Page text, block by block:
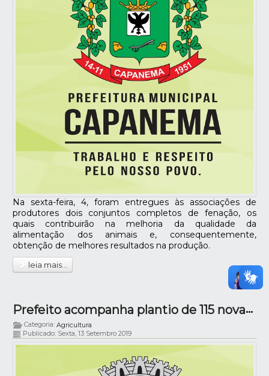
Na sexta-feira, 4, foram entregues às associações de
produtores dois conjuntos completos de fenação, os
quais contribuirão na melhoria da qualidade da
alimentação dos animais e, consequentemente,
obtenção de melhores resultados na produção.
leia mais...
Prefeito acompanha plantio de 115 novas árvores na avenida Rio Grande do Sul
Categoria:Agricultura
Publicado: Sexta, 13 Setembro 2019